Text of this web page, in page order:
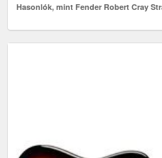
Hasonlók, mint Fender Robert Cray